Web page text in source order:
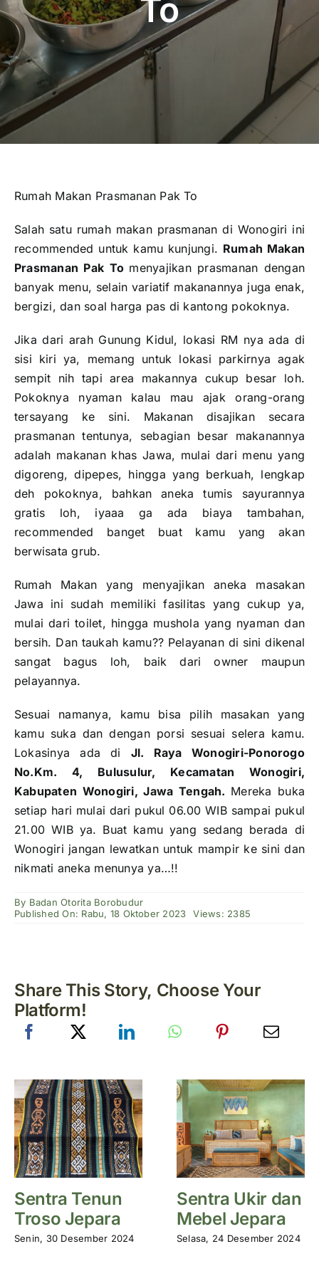
Publikasi
Peta Wisata
BLU
To
Rumah Makan Prasmanan Pak To
Salah satu rumah makan prasmanan di Wonogiri ini
recommended untuk kamu kunjungi. Rumah Makan
Prasmanan Pak To menyajikan prasmanan dengan
banyak menu, selain variatif makanannya juga enak,
bergizi, dan soal harga pas di kantong pokoknya.
Jika dari arah Gunung Kidul, lokasi RM nya ada di
sisi kiri ya, memang untuk lokasi parkirnya agak
sempit nih tapi area makannya cukup besar loh.
Pokoknya nyaman kalau mau ajak orang-orang
tersayang ke sini. Makanan disajikan secara
prasmanan tentunya, sebagian besar makanannya
adalah makanan khas Jawa, mulai dari menu yang
digoreng, dipepes, hingga yang berkuah, lengkap
deh pokoknya, bahkan aneka tumis sayurannya
gratis loh, iyaaa ga ada biaya tambahan,
recommended banget buat kamu yang akan
berwisata grub.
Rumah Makan yang menyajikan aneka masakan
Jawa ini sudah memiliki fasilitas yang cukup ya,
mulai dari toilet, hingga mushola yang nyaman dan
bersih. Dan taukah kamu?? Pelayanan di sini dikenal
sangat bagus loh, baik dari owner maupun
pelayannya.
Sesuai namanya, kamu bisa pilih masakan yang
kamu suka dan dengan porsi sesuai selera kamu.
Lokasinya ada di Jl. Raya Wonogiri-Ponorogo
No.Km. 4, Bulusulur, Kecamatan Wonogiri,
Kabupaten Wonogiri, Jawa Tengah. Mereka buka
setiap hari mulai dari pukul 06.00 WIB sampai pukul
21.00 WIB ya. Buat kamu yang sedang berada di
Wonogiri jangan lewatkan untuk mampir ke sini dan
nikmati aneka menunya ya…!!
By Badan Otorita Borobudur
Published On: Rabu, 18 Oktober 2023
Views: 2385
Share This Story, Choose Your
Platform!
Sentra Tenun
Troso Jepara
Senin, 30 Desember 2024
Sentra Ukir dan
Mebel Jepara
Selasa, 24 Desember 2024